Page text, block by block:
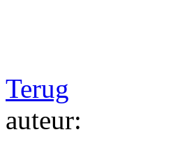
Terug
auteur: